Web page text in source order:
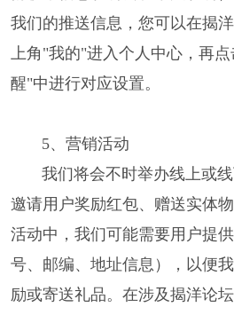
我们的推送信息，您可以在揭
上角"我的"进入个人中心，再
醒"中进行对应设置。
5、营销活动
我们将会不时举办线上或线
邀请用户奖励红包、赠送实体
活动中，我们可能需要用户提
号、邮编、地址信息），以便
励或寄送礼品。在涉及揭洋论